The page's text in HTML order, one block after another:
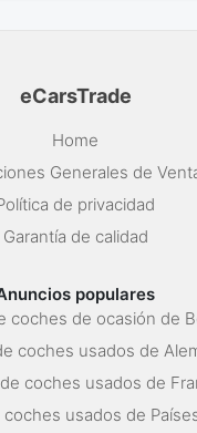
eCarsTrade
Home
Generales de
de privacidad
Garantía de calidad
populares
coches de ocasión de
coches usados de
coches usados de
usados de